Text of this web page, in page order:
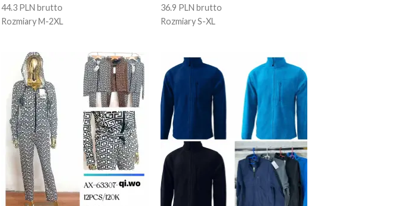
44.3 PLN brutto
Rozmiary M-2XL
36.9 PLN brutto
Rozmiary S-XL